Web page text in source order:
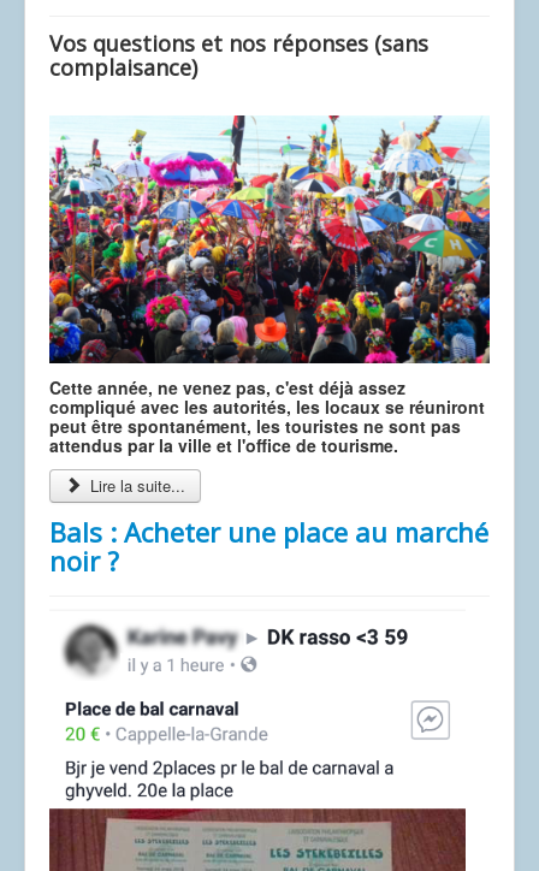
Vos questions et nos réponses (sans
complaisance)
Cette année, ne venez pas, c'est déjà assez
compliqué avec les autorités, les locaux se réuniront
peut être spontanément, les touristes ne sont pas
attendus par la ville et l'office de tourisme.
Lire la suite...
Bals : Acheter une place au marché
noir ?